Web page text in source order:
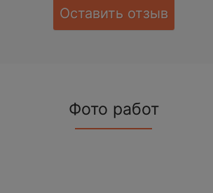
Оставить отзыв
Фото работ